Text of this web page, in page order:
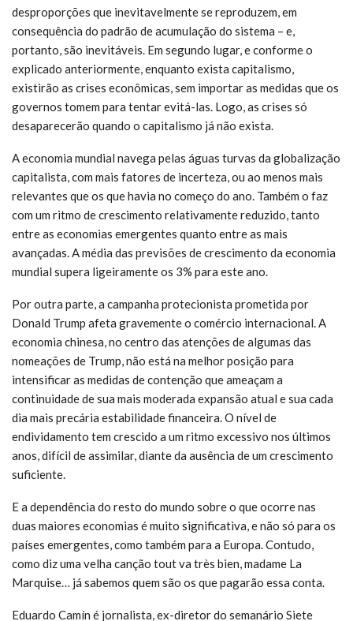
desproporções que inevitavelmente se reproduzem, em
consequência do padrão de acumulação do sistema – e,
portanto, são inevitáveis. Em segundo lugar, e conforme o
explicado anteriormente, enquanto exista capitalismo,
existirão as crises econômicas, sem importar as medidas que os
governos tomem para tentar evitá-las. Logo, as crises só
desaparecerão quando o capitalismo já não exista.
A economia mundial navega pelas águas turvas da globalização
capitalista, com mais fatores de incerteza, ou ao menos mais
relevantes que os que havia no começo do ano. Também o faz
com um ritmo de crescimento relativamente reduzido, tanto
entre as economias emergentes quanto entre as mais
avançadas. A média das previsões de crescimento da economia
mundial supera ligeiramente os 3% para este ano.
Por outra parte, a campanha protecionista prometida por
Donald Trump afeta gravemente o comércio internacional. A
economia chinesa, no centro das atenções de algumas das
nomeações de Trump, não está na melhor posição para
intensificar as medidas de contenção que ameaçam a
continuidade de sua mais moderada expansão atual e sua cada
dia mais precária estabilidade financeira. O nível de
endividamento tem crescido a um ritmo excessivo nos últimos
anos, difícil de assimilar, diante da ausência de um crescimento
suficiente.
E a dependência do resto do mundo sobre o que ocorre nas
duas maiores economias é muito significativa, e não só para os
países emergentes, como também para a Europa. Contudo,
como diz uma velha canção tout va très bien, madame La
Marquise… já sabemos quem são os que pagarão essa conta.
Eduardo Camín é jornalista, ex-diretor do semanário Siete